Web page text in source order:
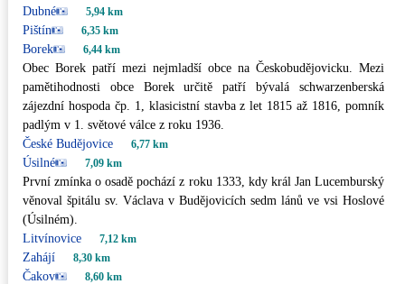
Dubné 5,94 km
Pištín 6,35 km
Borek 6,44 km
Obec Borek patří mezi nejmladší obce na Českobudějovicku. Mezi
pamětihodnosti obce Borek určitě patří bývalá schwarzenberská
zájezdní hospoda čp. 1, klasicistní stavba z let 1815 až 1816, pomník
padlým v 1. světové válce z roku 1936.
České Budějovice
6,77 km
Úsilné 7,09 km
První zmínka o osadě pochází z roku 1333, kdy král Jan Lucemburský
věnoval špitálu sv. Václava v Budějovicích sedm lánů ve vsi Hoslové
(Úsilném).
Litvínovice
7,12 km
Zahájí 8,30 km
Čakov 8,60 km